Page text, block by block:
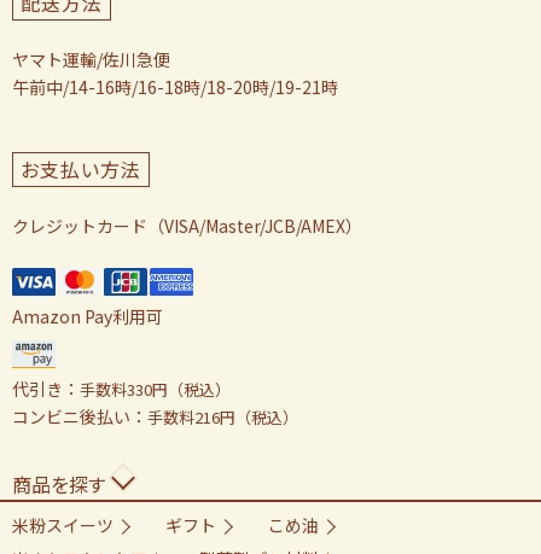
ヤマト運輸/佐川急便
午前中/14-16時/16-18時/18-20時/19-21時
お支払い方法
クレジットカード（VISA/Master/JCB/AMEX）
Amazon Pay利用可
代引き： 手数料330円（税込）
コンビニ後払い： 手数料216円（税込）
商品を探す
米粉スイーツ ギフト
こめ油